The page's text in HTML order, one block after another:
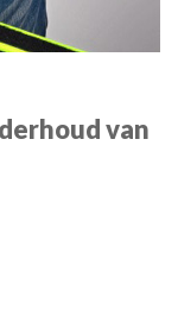
van